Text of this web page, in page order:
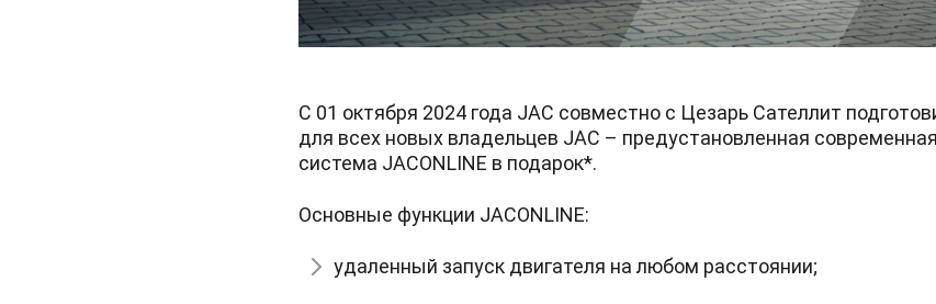
С 01 октября 2024 года JAC совместно с Цезарь Сателлит
для всех новых владельцев JAC – предустановленная
система JACONLINE в подарок*.
Основные функции JACONLINE:
удаленный запуск двигателя на любом расстоянии;